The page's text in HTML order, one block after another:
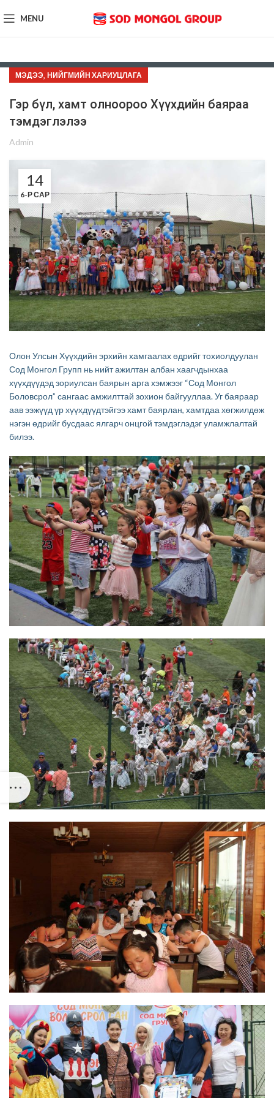
MENU
МЭДЭЭ, НИЙГМИЙН ХАРИУЦЛАГА
Гэр бүл, хамт олноороо Хүүхдийн баяраа
тэмдэглэлээ
Admin
14
6-Р САР
Олон Улсын Хүүхдийн эрхийн хамгаалах өдрийг тохиолдуулан
Сод Монгол Групп нь нийт ажилтан албан хаагчдынхаа
хүүхдүүдэд зориулсан баярын арга хэмжээг “Сод Монгол
Боловсрол” сангаас амжилттай зохион байгууллаа. Уг баяраар
аав ээжүүд үр хүүхдүүдтэйгээ хамт баярлан, хамтдаа хөгжилдөж
нэгэн өдрийг бусдаас ялгарч онцгой тэмдэглэдэг уламжлалтай
билээ.